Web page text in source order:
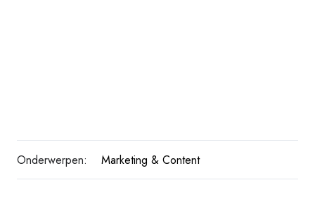
Onderwerpen: Marketing & Content